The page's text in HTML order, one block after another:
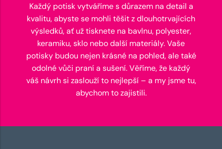
Každý potisk vytváříme s důrazem na detail a
kvalitu, abyste se mohli těšit z dlouhotrvajících
výsledků, ať už tisknete na bavlnu, polyester,
keramiku, sklo nebo další materiály. Vaše
potisky budou nejen krásné na pohled, ale také
odolné vůči praní a sušení. Věříme, že každý
váš návrh si zaslouží to nejlepší – a my jsme tu,
abychom to zajistili.